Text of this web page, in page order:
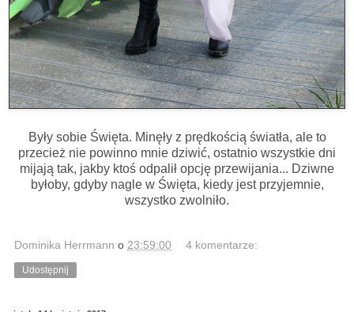
Były sobie Święta. Minęły z prędkością światła, ale to
przecież nie powinno mnie dziwić, ostatnio wszystkie dni
mijają tak, jakby ktoś odpalił opcję przewijania... Dziwne
byłoby, gdyby nagle w Święta, kiedy jest przyjemnie,
wszystko zwolniło.
Dominika Herrmann o 23:59:00 4 komentarze:
Udostępnij